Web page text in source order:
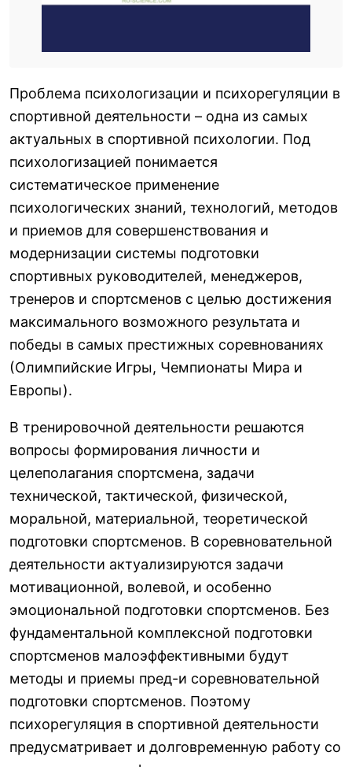
Проблема психологизации и психорегуляции в
спортивной деятельности – одна из самых
актуальных в спортивной психологии. Под
психологизацией понимается
систематическое применение
психологических знаний, технологий, методов
и приемов для совершенствования и
модернизации системы подготовки
спортивных руководителей, менеджеров,
тренеров и спортсменов с целью достижения
максимального возможного результата и
победы в самых престижных соревнованиях
(Олимпийские Игры, Чемпионаты Мира и
Европы).
В тренировочной деятельности решаются
вопросы формирования личности и
целеполагания спортсмена, задачи
технической, тактической, физической,
моральной, материальной, теоретической
подготовки спортсменов. В соревновательной
деятельности актуализируются задачи
мотивационной, волевой, и особенно
эмоциональной подготовки спортсменов. Без
фундаментальной комплексной подготовки
спортсменов малоэффективными будут
методы и приемы пред-и соревновательной
подготовки спортсменов. Поэтому
психорегуляция в спортивной деятельности
предусматривает и долговременную работу со